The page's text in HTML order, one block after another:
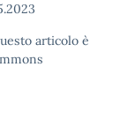
articolo è